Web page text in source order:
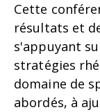
Cette
résultats et
s'appuyant
stratégies
domaine de
abordés, à